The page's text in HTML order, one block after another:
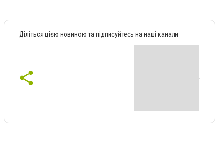
Діліться цією новиною та підписуйтесь на наші канали